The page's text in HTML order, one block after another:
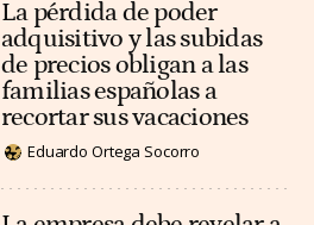
La pérdida de poder
adquisitivo y las subidas
de precios obligan a las
familias españolas a
recortar sus vacaciones
Eduardo Ortega Socorro